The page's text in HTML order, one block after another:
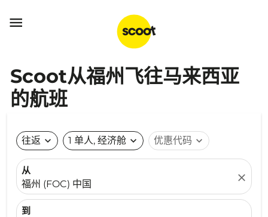

Scoot从福州飞往马来西亚
的航班
往返 expand_more 1 单人, 经济舱 expand_more 优惠代码 expand_more
从
福州 (FOC) 中国
close
到